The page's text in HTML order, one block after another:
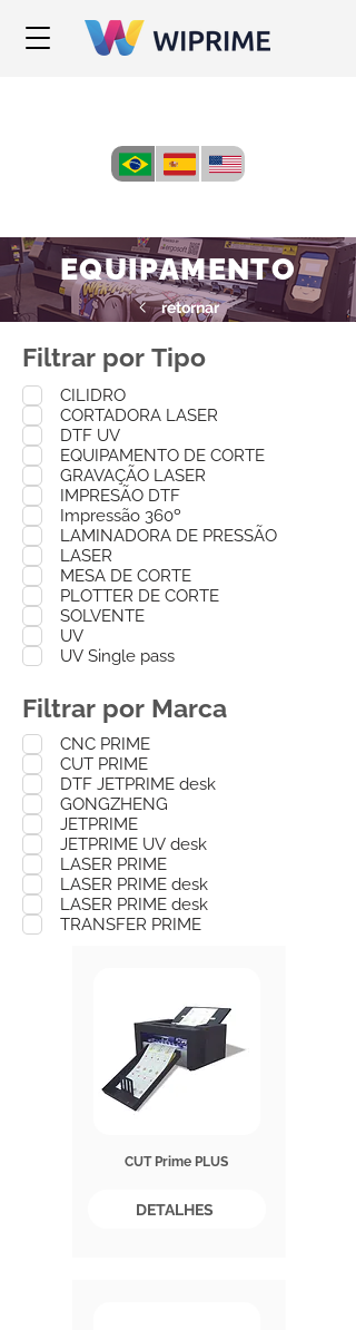
EQUIPAMENTO
retornar
Filtrar por Tipo
CILIDRO
CORTADORA LASER
DTF UV
EQUIPAMENTO DE CORTE
GRAVAÇÃO LASER
IMPRESÃO DTF
Impressão 360º
LAMINADORA DE PRESSÃO
LASER
MESA DE CORTE
PLOTTER DE CORTE
SOLVENTE
UV
UV Single pass
Filtrar por Marca
CNC PRIME
CUT PRIME
DTF JETPRIME desk
GONGZHENG
JETPRIME
JETPRIME UV desk
LASER PRIME
LASER PRIME desk
LASER PRIME desk
TRANSFER PRIME
CUT Prime PLUS
DETALHES